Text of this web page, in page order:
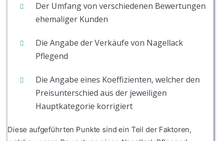
Der Umfang von verschiedenen Bewertungen
ehemaliger Kunden
Die Angabe der Verkäufe von Nagellack
Pflegend
Die Angabe eines Koeffizienten, welcher den
Preisunterschied aus der jeweiligen
Hauptkategorie korrigiert
Diese aufgeführten Punkte sind ein Teil der Faktoren,